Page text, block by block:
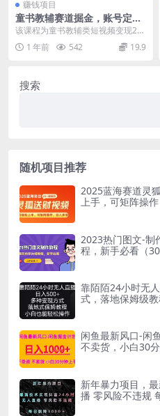
赚钱项目
童书教辅赛道掘金，账号定位
拍摄剪辑，爆款复制选品逻
辑，从0到百万销量
该课程为童书教辅类短视频变现21
天训练营，由月销70万+讲师授
课，覆盖赛道分析、...
1 年前 542 19.9
搜索
随机项目推荐
2025蓝海赛道灵
上手，可矩阵操
2023热门图文-制
程，新手必看（30
靠陌陌24小时无
式，落地保姆级
闲鱼最新风口-闲
不卖货，小白30
新年暴力项目，
播 零风险不违规